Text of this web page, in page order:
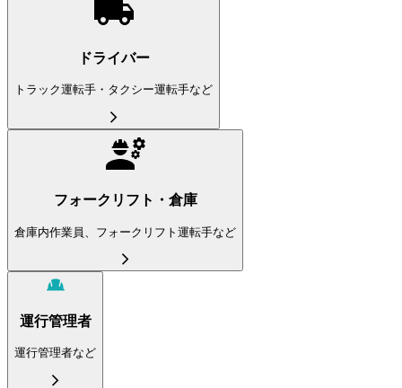
ドライバー
トラック運転手・タクシー運転手など
フォークリフト・倉庫
倉庫内作業員、フォークリフト運転手など
運行管理者
運行管理者など